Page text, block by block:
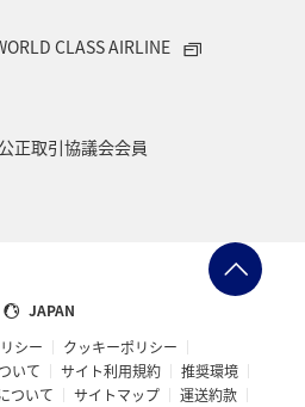
CLASS AIRLINE
正取引協議会会員
JAPAN
シー
クッキーポリシー
いて
サイト利用規約
推奨環境
ついて
サイトマップ
運送約款